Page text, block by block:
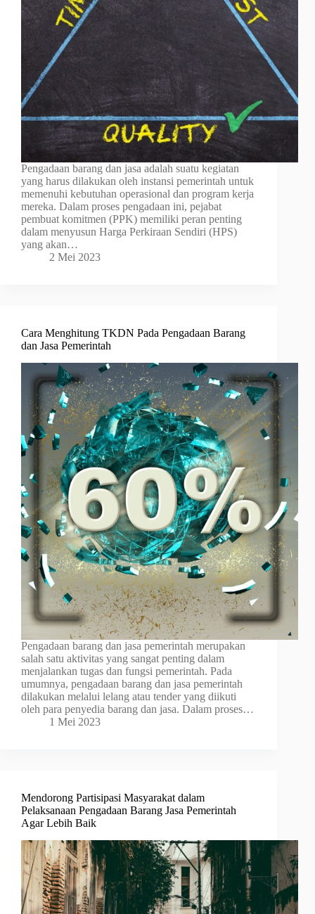
Pengadaan barang dan jasa adalah suatu kegiatan
yang harus dilakukan oleh instansi pemerintah untuk
memenuhi kebutuhan operasional dan program kerja
mereka. Dalam proses pengadaan ini, pejabat
pembuat komitmen (PPK) memiliki peran penting
dalam menyusun Harga Perkiraan Sendiri (HPS)
yang akan…
2 Mei 2023
Cara Menghitung TKDN Pada Pengadaan Barang
dan Jasa Pemerintah
Pengadaan barang dan jasa pemerintah merupakan
salah satu aktivitas yang sangat penting dalam
menjalankan tugas dan fungsi pemerintah. Pada
umumnya, pengadaan barang dan jasa pemerintah
dilakukan melalui lelang atau tender yang diikuti
oleh para penyedia barang dan jasa. Dalam proses…
1 Mei 2023
Mendorong Partisipasi Masyarakat dalam
Pelaksanaan Pengadaan Barang Jasa Pemerintah
Agar Lebih Baik